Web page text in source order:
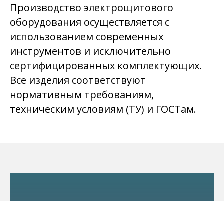
Производство электрощитового
оборудования осуществляется с
использованием современных
инструментов и исключительно
сертифицированных комплектующих.
Все изделия соответствуют
нормативным требованиям,
техническим условиям (ТУ) и ГОСТам.